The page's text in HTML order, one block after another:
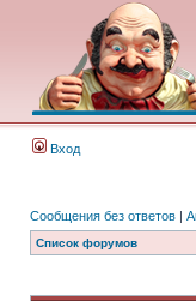
Вход
Сообщения без ответов |
Список форумов